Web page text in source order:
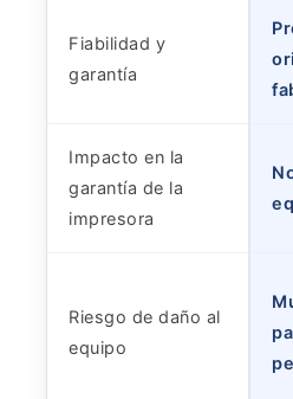
Fiabilidad y
garantía
Impacto en la
garantía de la
impresora
Riesgo de daño al
equipo